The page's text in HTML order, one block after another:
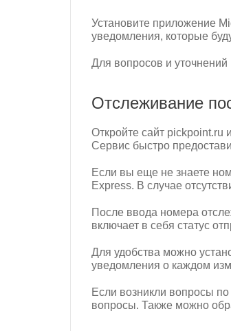
Установите приложение
уведомления, которые
Для вопросов и
Отслеживание
Откройте сайт pickpoint.ru
Сервис быстро
Если вы еще не знаете
Express. В случае
После ввода номера
включает в себя статус
Для удобства можно
уведомления о каждом
Если возникли вопросы
вопросы. Также можно